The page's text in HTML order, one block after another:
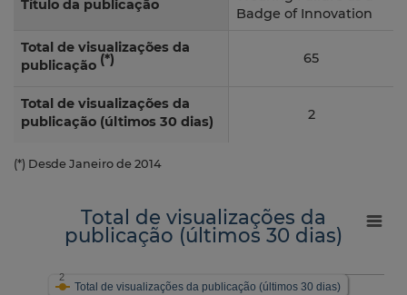
Título da publicação
Badge of Innovation
Total de visualizações da
publicação (*) 65
Total de visualizações da
publicação (últimos 30 dias)
2
(*) Desde Janeiro de 2014
Total de visualizações da
publicação (últimos 30 dias)
Total de visualizações da publicação (últimos 30 dias)
2